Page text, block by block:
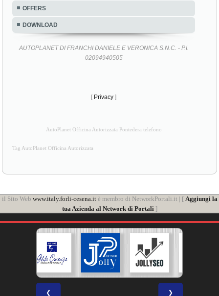
OFFERS
DOWNLOAD
AUTOPLANET DI FRANCHI DANIELE E VERONICA S.N.C. - P.I.
02094940505
[ Privacy ]
AutoPlanet Officina Autorizzata Pontedera telefono
Tag AutoPlanet Officina Autorizzata
il Sito Web www.italy.forli-cesena.itè membro di NetworkPortali.it | [ Aggiungi la
tua Azienda al Network di Portali ]
❮ ❯